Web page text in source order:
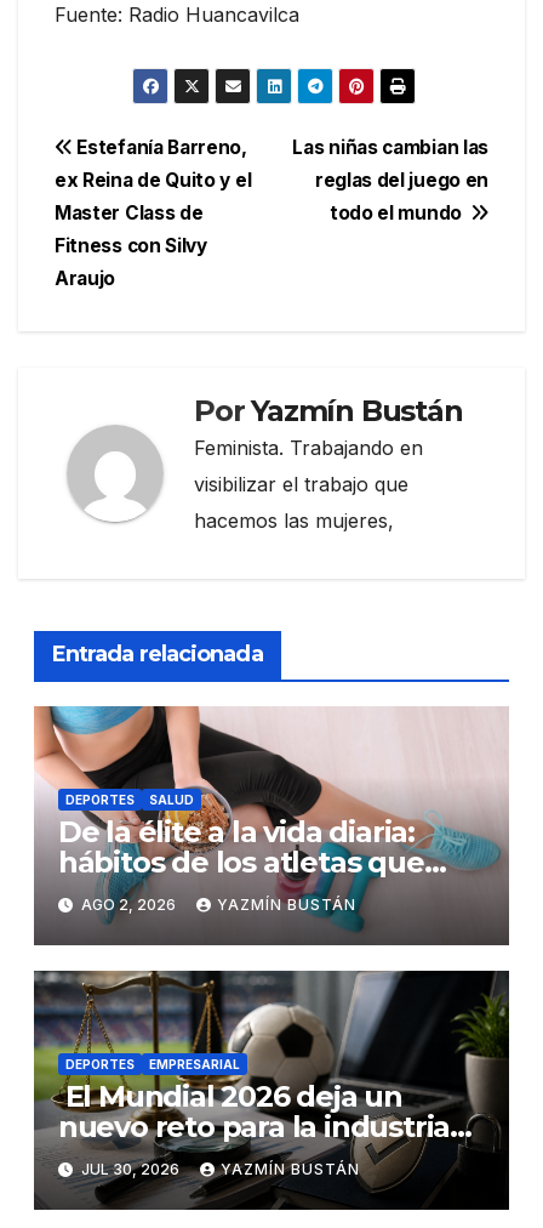
Fuente: Radio Huancavilca
Navegación
de
entradas
Las niñas cambian las
reglas del juego en
todo el mundo
Estefanía Barreno,
ex Reina de Quito y el
Master Class de
Fitness con Silvy
Araujo
PorYazmín Bustán
Feminista. Trabajando en
visibilizar el trabajo que
hacemos las mujeres,
Entrada relacionada
DEPORTES SALUD
De la élite a la vida diaria:
hábitos de los atletas que
puedes adoptar para mejorar
tu rendimiento físico
AGO 2, 2026 YAZMÍN BUSTÁN
DEPORTES EMPRESARIAL
El Mundial 2026 deja un
nuevo reto para la industria
de los pronósticos deportivos
crecer con confianza
JUL 30, 2026 YAZMÍN BUSTÁN